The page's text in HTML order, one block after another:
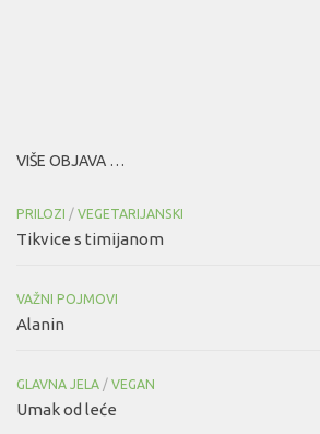
VIŠE OBJAVA …
PRILOZI / VEGETARIJANSKI
Tikvice s timijanom
VAŽNI POJMOVI
Alanin
GLAVNA JELA / VEGAN
Umak od leće